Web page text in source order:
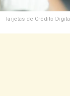
Tarjetas de Crédito Digital